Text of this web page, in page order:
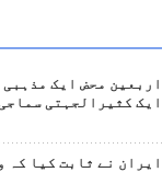
اربعین محض ایک
ایک کثیرالجہتی
ایران نے ثابت کیا کہ